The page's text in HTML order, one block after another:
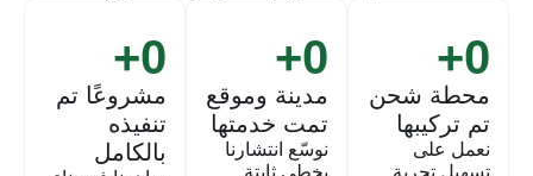
0
+
محطة شحن
تم تركيبها
نعمل على
تسهيل تجربة
0
+
مدينة وموقع
تمت خدمتها
نوسّع انتشارنا
بخطى ثابتة
0
+
مشروعًا تم
تنفيذه
بالكامل